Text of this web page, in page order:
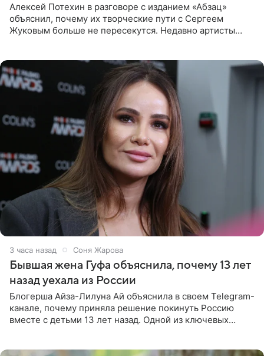
Алексей Потехин в разговоре с изданием «Абзац»
объяснил, почему их творческие пути с Сергеем
Жуковым больше не пересекутся. Недавно артисты
3 часа назад Соня Жарова
Бывшая жена Гуфа объяснила, почему 13 лет
назад уехала из России
Блогерша Айза-Лилуна Ай объяснила в своем Telegram-
канале, почему приняла решение покинуть Россию
вместе с детьми 13 лет назад. Одной из ключевых